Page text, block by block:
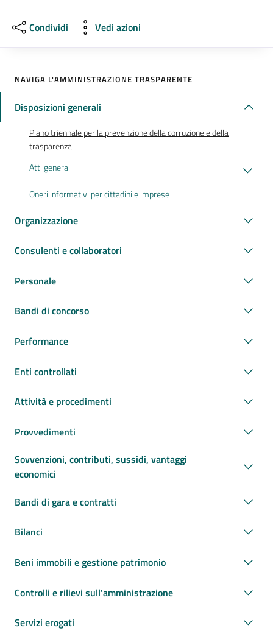
Condividi Vedi azioni
NAVIGA L'AMMINISTRAZIONE TRASPARENTE
Disposizioni generali
Piano triennale per la prevenzione della corruzione e della
trasparenza
Atti generali
Oneri informativi per cittadini e imprese
Organizzazione
Consulenti e collaboratori
Personale
Bandi di concorso
Performance
Enti controllati
Attività e procedimenti
Provvedimenti
Sovvenzioni, contributi, sussidi, vantaggi
economici
Bandi di gara e contratti
Bilanci
Beni immobili e gestione patrimonio
Controlli e rilievi sull'amministrazione
Servizi erogati